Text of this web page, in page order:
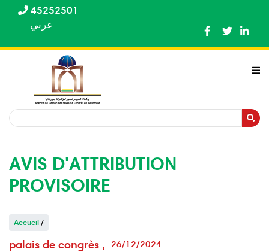
principal
45252501
عربي
Recherche
Recherche
AVIS D'ATTRIBUTION
PROVISOIRE
Accueil /
palais de congrès
26/12/2024